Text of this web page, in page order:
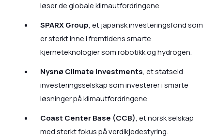
løser de globale klimautfordringene.
SPARX Group, et japansk investeringsfond som
er sterkt inne i fremtidens smarte
kjerneteknologier som robotikk og hydrogen.
Nysnø Climate Investments, et statseid
investeringsselskap som investerer i smarte
løsninger på klimautfordringene.
Coast Center Base (CCB), et norsk selskap
med sterkt fokus på verdikjedestyring.